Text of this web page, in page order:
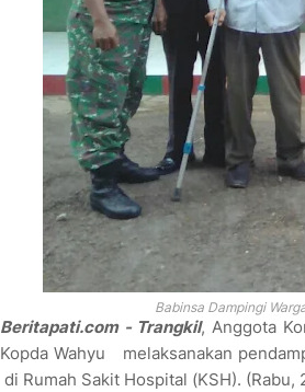
Babinsa Dampingi
Beritapati.com - Trangkil, Anggota
Kopda Wahyu melaksanakan
di Rumah Sakit Hospital (KSH). (Rabu,